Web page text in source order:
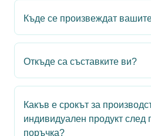
Къде се произвеждат
Откъде са съставките ви?
Какъв е срокът за
индивидуален продукт след
поръчка?